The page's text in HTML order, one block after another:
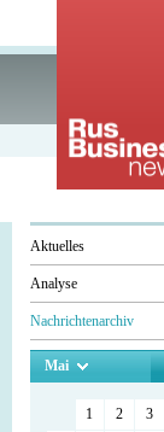
Aktuelles
Analyse
Nachrichtenarchiv
Mai
1 2 3